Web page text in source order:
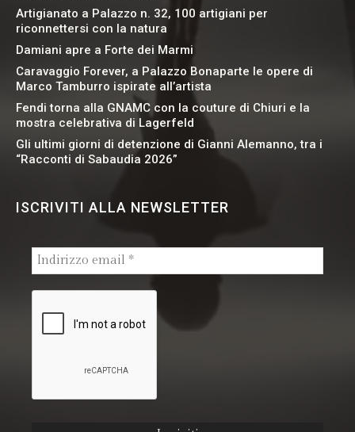
Artigianato a Palazzo n. 32, 100 artigiani per
riconnettersi con la natura
Damiani apre a Forte dei Marmi
Caravaggio Forever, a Palazzo Bonaparte le opere di
Marco Tamburro ispirate all’artista
Fendi torna alla GNAMC con la couture di Chiuri e la
mostra celebrativa di Lagerfeld
Gli ultimi giorni di detenzione di Gianni Alemanno, tra i
“Racconti di Sabaudia 2026”
ISCRIVITI ALLA NEWSLETTER